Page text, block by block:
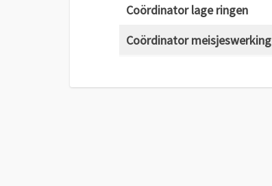
Coördinator lage ringen
Coördinator meisjeswerking